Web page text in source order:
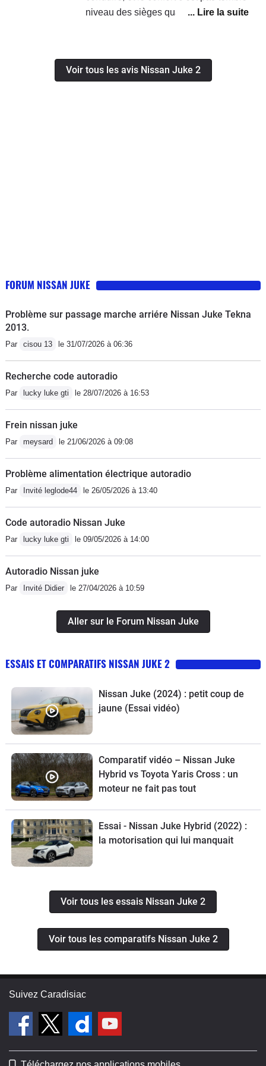
niveau des sièges quand on fait des
sa pousse bien j était étonné, y a
grand coffre pour un petit suv, et la
Voir tous les avis Nissan Juke 2
FORUM NISSAN JUKE
Problème sur passage marche arriére Nissan Juke Tekna
2013.
Par cisou 13 le 31/07/2026 à 06:36
Recherche code autoradio
Par lucky luke gti le 28/07/2026 à 16:53
Frein nissan juke
Par meysard le 21/06/2026 à 09:08
Problème alimentation électrique autoradio
Par Invité leglode44 le 26/05/2026 à 13:40
Code autoradio Nissan Juke
Par lucky luke gti le 09/05/2026 à 14:00
Autoradio Nissan juke
Par Invité Didier le 27/04/2026 à 10:59
Aller sur le Forum Nissan Juke
ESSAIS ET COMPARATIFS NISSAN JUKE 2
Nissan Juke (2024) : petit coup de
jaune (Essai vidéo)
Comparatif vidéo – Nissan Juke
Hybrid vs Toyota Yaris Cross : un
moteur ne fait pas tout
Essai - Nissan Juke Hybrid (2022) :
la motorisation qui lui manquait
Voir tous les essais Nissan Juke 2
Voir tous les comparatifs Nissan Juke 2
Suivez Caradisiac